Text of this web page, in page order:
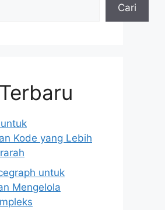
Cari
Kode yang Lebih
untuk
Mengelola